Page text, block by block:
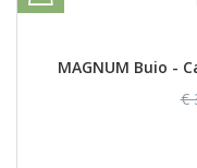
MAGNUM Buio -
€